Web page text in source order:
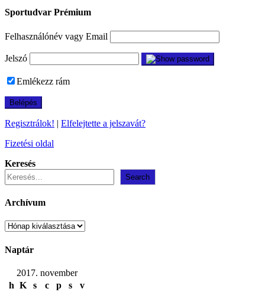
Sportudvar Prémium
Felhasználónév vagy Email
Jelszó
Emlékezz rám
Regisztrálok! | Elfelejtette a jelszavát?
Fizetési oldal
Keresés
Search
Archívum
Archívum
Naptár
2017. november
h K s c p s
v